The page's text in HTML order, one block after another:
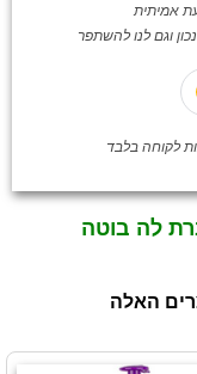
אמיתית
וגם לנו להשתפר
לה בוטה
האלה